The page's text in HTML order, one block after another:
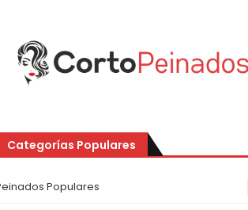
Categorías Populares
Populares